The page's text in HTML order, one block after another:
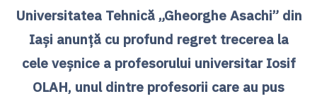
Universitatea Tehnică „Gheorghe Asachi” din
Iași anunță cu profund regret trecerea la
cele veșnice a profesorului universitar Iosif
OLAH, unul dintre profesorii care au pus